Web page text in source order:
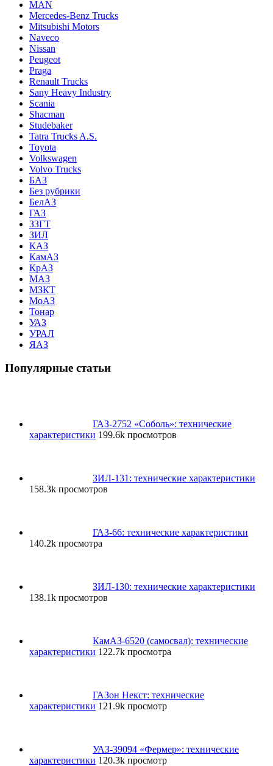
MAN
Mercedes-Benz Trucks
Mitsubishi Motors
Naveco
Nissan
Peugeot
Praga
Renault Trucks
Sany Heavy Industry
Scania
Shacman
Studebaker
Tatra Trucks A.S.
Toyota
Volkswagen
Volvo Trucks
БАЗ
Без рубрики
БелАЗ
ГАЗ
ЗЗГТ
ЗИЛ
КАЗ
КамАЗ
КрАЗ
МАЗ
МЗКТ
МоАЗ
Тонар
УАЗ
УРАЛ
ЯАЗ
Популярные статьи
ГАЗ-2752 «Соболь»: технические
характеристики 199.6k просмотров
ЗИЛ-131: технические характеристики
158.3k просмотров
ГАЗ-66: технические характеристики
140.2k просмотра
ЗИЛ-130: технические характеристики
138.1k просмотров
КамАЗ-6520 (самосвал): технические
характеристики 122.7k просмотра
ГАЗон Некст: технические
характеристики 121.9k просмотр
УАЗ-39094 «Фермер»: технические
характеристики 120.3k просмотр